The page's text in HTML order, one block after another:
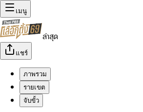
เมนู
ล่าสุด
แชร์
ภาพรวม
รายเขต
จับขั้ว